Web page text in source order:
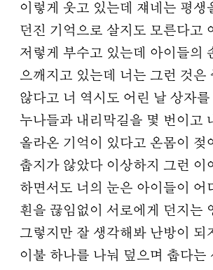
이렇게 웃고 있는데 쟤네는 평생
던진 기억으로 살지도 모른다고
저렇게 부수고 있는데 아이들의
으깨지고 있는데 너는 그런 것은
않다고 너 역시도 어린 날 상자
누나들과 내리막길을 몇 번이고
올라온 기억이 있다고 온몸이 젖
춥지가 않았다 이상하지 그런 이
하면서도 너의 눈은 아이들이 어
흰을 끊임없이 서로에게 던지는
그렇지만 잘 생각해봐 난방이 되
이불 하나를 나눠 덮으며 춥다는